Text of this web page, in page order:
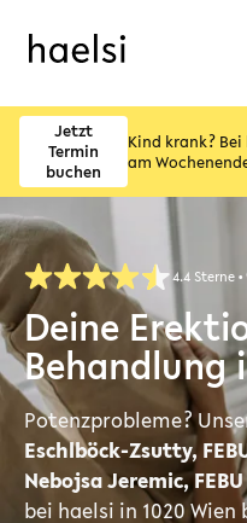
Jetzt
Termin
buchen
Kind krank?
am
4.4 Sterne
Deine
Behandlung
Potenzprobleme?
Eschlböck-Zsutty,
Nebojsa Jeremic, FEBU
bei haelsi in 1020